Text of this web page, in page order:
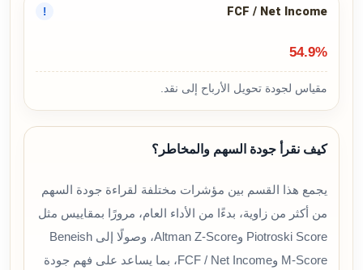
FCF / Net Income
!
54.9%
مقياس لجودة تحويل الأرباح إلى نقد.
كيف نقرأ جودة السهم والمخاطر؟
يجمع هذا القسم بين مؤشرات مختلفة لقراءة جودة السهم
من أكثر من زاوية، بدءًا من الأداء العام، مرورًا بمقاييس مثل
Piotroski Score وAltman Z-Score، وصولًا إلى Beneish
M-Score وFCF / Net Income، بما يساعد على فهم جودة